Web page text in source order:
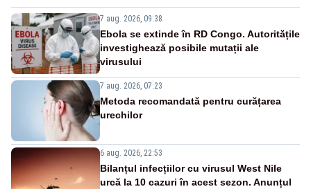
7 aug. 2026, 09:38
Ebola se extinde în RD Congo. Autoritățile
investighează posibile mutații ale
virusului
7 aug. 2026, 07:23
Metoda recomandată pentru curățarea
urechilor
6 aug. 2026, 22:53
Bilanțul infecțiilor cu virusul West Nile
urcă la 10 cazuri în acest sezon. Anunțul